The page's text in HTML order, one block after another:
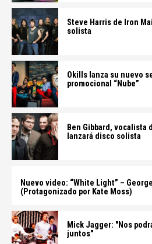
Steve Harris de Iron
solista
Okills lanza su nuevo
promocional “Nube”
Ben Gibbard, vocalista
lanzará disco solista
Nuevo video: “White Light” –
(Protagonizado por Kate Moss)
Mick Jagger: "Nos
juntos"